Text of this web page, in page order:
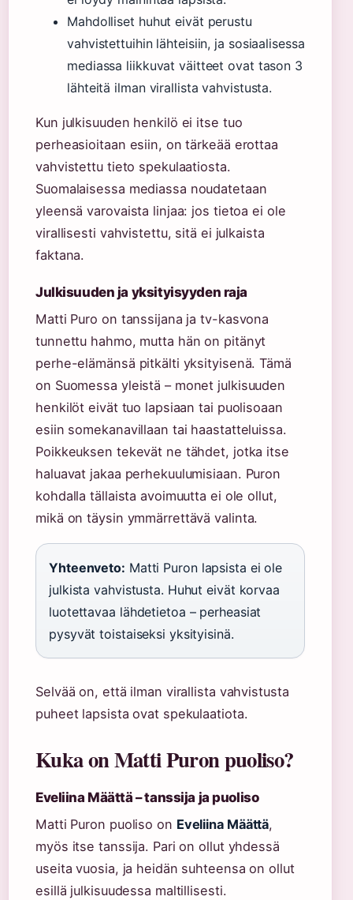
Mahdolliset huhut eivät perustu
vahvistettuihin lähteisiin, ja sosiaalisessa
mediassa liikkuvat väitteet ovat tason 3
lähteitä ilman virallista vahvistusta.
Kun julkisuuden henkilö ei itse tuo
perheasioitaan esiin, on tärkeää erottaa
vahvistettu tieto spekulaatiosta.
Suomalaisessa mediassa noudatetaan
yleensä varovaista linjaa: jos tietoa ei ole
virallisesti vahvistettu, sitä ei julkaista
faktana.
Julkisuuden ja yksityisyyden raja
Matti Puro on tanssijana ja tv-kasvona
tunnettu hahmo, mutta hän on pitänyt
perhe-elämänsä pitkälti yksityisenä. Tämä
on Suomessa yleistä – monet julkisuuden
henkilöt eivät tuo lapsiaan tai puolisoaan
esiin somekanavillaan tai haastatteluissa.
Poikkeuksen tekevät ne tähdet, jotka itse
haluavat jakaa perhekuulumisiaan. Puron
kohdalla tällaista avoimuutta ei ole ollut,
mikä on täysin ymmärrettävä valinta.
Yhteenveto: Matti Puron lapsista ei ole
julkista vahvistusta. Huhut eivät korvaa
luotettavaa lähdetietoa – perheasiat
pysyvät toistaiseksi yksityisinä.
Selvää on, että ilman virallista vahvistusta
puheet lapsista ovat spekulaatiota.
Kuka on Matti Puron puoliso?
Eveliina Määttä – tanssija ja puoliso
Matti Puron puoliso on Eveliina Määttä,
myös itse tanssija. Pari on ollut yhdessä
useita vuosia, ja heidän suhteensa on ollut
esillä julkisuudessa maltillisesti.